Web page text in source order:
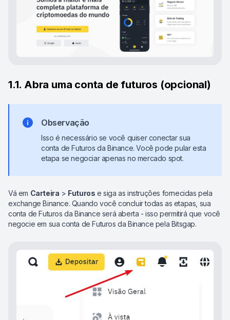
1.1. Abra uma conta de futuros (opcional)
Observação
Isso é necessário se você quiser conectar sua
conta de Futuros da Binance. Você pode pular esta
etapa se negociar apenas no mercado spot.
Vá em Carteira > Futuros e siga as instruções fornecidas pela
exchange Binance. Quando você concluir todas as etapas, sua
conta de Futuros da Binance será aberta - isso permitirá que você
negocie em sua conta de Futuros da Binance pela Bitsgap.